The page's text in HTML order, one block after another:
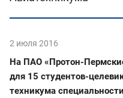
2 июля 2016
На ПАО «Протон-
для 15 студентов-
техникума